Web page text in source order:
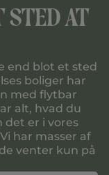
sted at
end blot et sted
boliger har
med flytbar
alt, hvad du
det er i vores
har masser af
venter kun på